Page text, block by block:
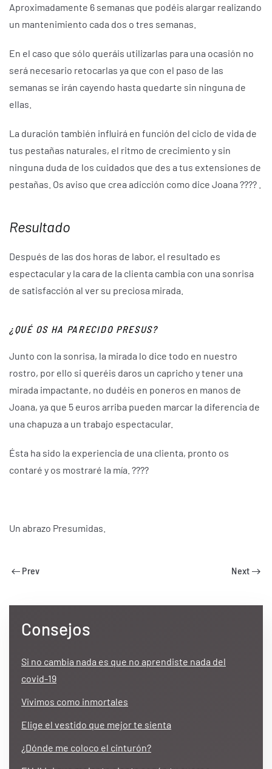
Aproximadamente 6 semanas que podéis alargar realizando
un mantenimiento cada dos o tres semanas.
En el caso que sólo queráis utilizarlas para una ocasión no
será necesario retocarlas ya que con el paso de las
semanas se irán cayendo hasta quedarte sin ninguna de
ellas.
La duración también influirá en función del ciclo de vida de
tus pestañas naturales, el ritmo de crecimiento y sin
ninguna duda de los cuidados que des a tus extensiones de
pestañas. Os aviso que crea adicción como dice Joana ???? .
Resultado
Después de las dos horas de labor, el resultado es
espectacular y la cara de la clienta cambia con una sonrisa
de satisfacción al ver su preciosa mirada.
¿QUÉ OS HA PARECIDO PRESUS?
Junto con la sonrisa, la mirada lo dice todo en nuestro
rostro, por ello si queréis daros un capricho y tener una
mirada impactante, no dudéis en poneros en manos de
Joana, ya que 5 euros arriba pueden marcar la diferencia de
una chapuza a un trabajo espectacular.
Ésta ha sido la experiencia de una clienta, pronto os
contaré y os mostraré la mía. ????
Un abrazo Presumidas.
Prev Next
Consejos
Si no cambia nada es que no aprendiste nada del
covid-19
Vivimos como inmortales
Elige el vestido que mejor te sienta
¿Dónde me coloco el cinturón?